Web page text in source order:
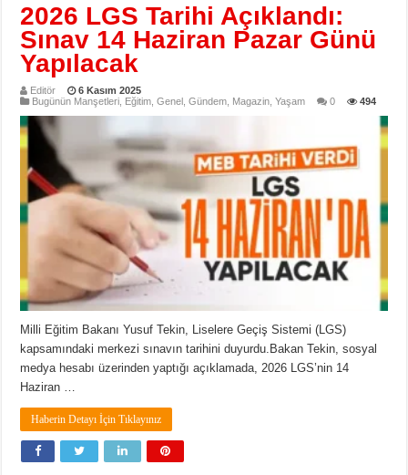
2026 LGS Tarihi Açıklandı:
Sınav 14 Haziran Pazar Günü
Yapılacak
Editör
6 Kasım 2025
Bugünün Manşetleri Eğitim ,Genel ,Gündem Magazin ,Yaşam 0 494
Milli Eğitim Bakanı Yusuf Tekin, Liselere Geçiş Sistemi (LGS)
kapsamındaki merkezi sınavın tarihini duyurdu.Bakan Tekin, sosyal
medya hesabı üzerinden yaptığı açıklamada, 2026 LGS’nin 14
Haziran …
Haberin Detayı İçin Tıklayınız